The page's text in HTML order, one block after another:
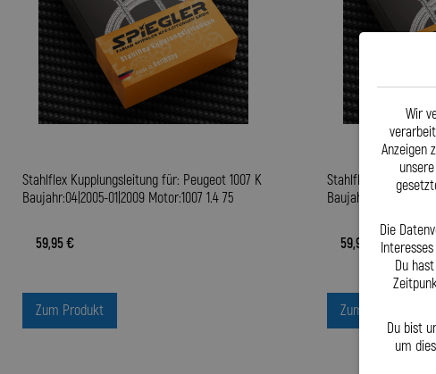
Stahlflex Kupplungsleitung für: Peugeot 1007 K
Baujahr:04|2005-01|2009 Motor:1007 1.4 75
59,95 €
Zum Produkt
Stahlflex
Baujahr:04|2005-
59,95 €
Zum Produkt
Wir
Anzeigen
Die
Du
Du bist
um